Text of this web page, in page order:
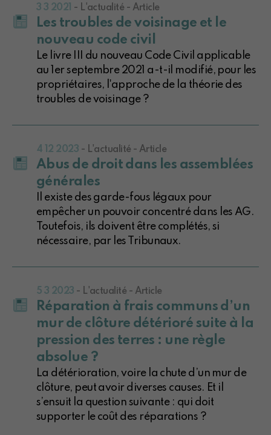
3 3 2021 - L'actualité - Article
Les troubles de voisinage et le
nouveau code civil
Le livre III du nouveau Code Civil applicable
au 1er septembre 2021 a-t-il modifié, pour les
propriétaires, l'approche de la théorie des
troubles de voisinage ?
4 12 2023 - L'actualité - Article
Abus de droit dans les assemblées
générales
Il existe des garde-fous légaux pour
empêcher un pouvoir concentré dans les AG.
Toutefois, ils doivent être complétés, si
nécessaire, par les Tribunaux.
5 3 2023 - L'actualité - Article
Réparation à frais communs d’un
mur de clôture détérioré suite à la
pression des terres : une règle
absolue ?
La détérioration, voire la chute d’un mur de
clôture, peut avoir diverses causes. Et il
s’ensuit la question suivante : qui doit
supporter le coût des réparations ?